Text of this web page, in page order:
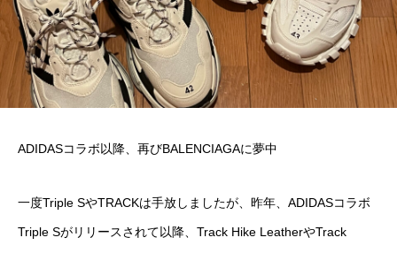
ADIDASコラボ以降、再びBALENCIAGAに夢中
一度Triple SやTRACKは手放しましたが、昨年、ADIDASコラボ
Triple Sがリリースされて以降、Track Hike LeatherやTrack